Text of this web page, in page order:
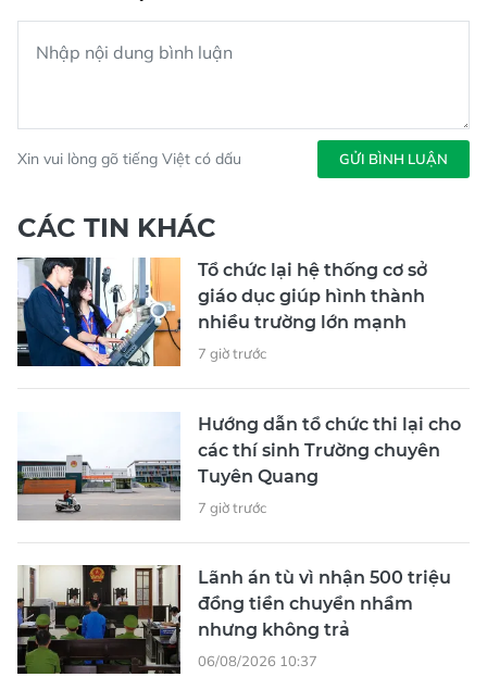
Xin vui lòng gõ tiếng Việt có dấu GỬI BÌNH LUẬN
CÁC TIN KHÁC
Tổ chức lại hệ thống cơ sở
giáo dục giúp hình thành
nhiều trường lớn mạnh
7 giờ trước
Hướng dẫn tổ chức thi lại cho
các thí sinh Trường chuyên
Tuyên Quang
7 giờ trước
Lãnh án tù vì nhận 500 triệu
đồng tiền chuyển nhầm
nhưng không trả
06/08/2026 10:37